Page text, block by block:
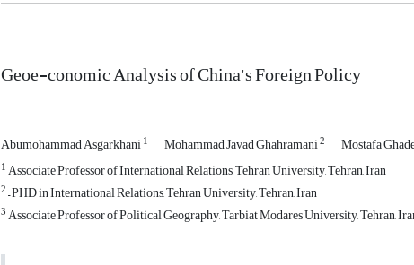
Geoe-conomic Analysis of China's Foreign Policy
Abumohammad Asgarkhani1 Mohammad Javad Ghahramani2 Mostafa
1Associate Professor of International Relations, Tehran University, Tehran, Iran
2– PHD in International Relations, Tehran University, Tehran, Iran
3Associate Professor of Political Geography, Tarbiat Modares University, Tehran,